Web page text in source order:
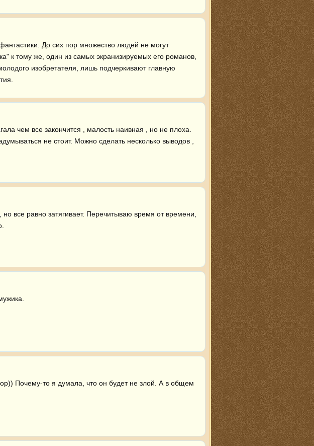
До сих пор множество людей не могут
к тому же, один из самых экранизируемых его романов,
изобретателя, лишь подчеркивают главную
чем все закончится , малость наивная , но не плоха.
не стоит. Можно сделать несколько выводов ,
все равно затягивает. Перечитываю время от времени,
Почему-то я думала, что он будет не злой. А в общем